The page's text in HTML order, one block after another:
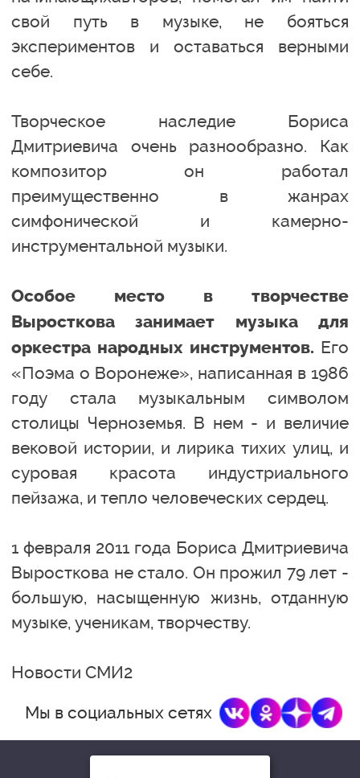
свой путь в музыке, не бояться
экспериментов и оставаться верными
себе.
Творческое наследие Бориса
Дмитриевича очень разнообразно. Как
композитор он работал
преимущественно в жанрах
симфонической и камерно-
инструментальной музыки.
Особое место в творчестве
Выросткова занимает музыка для
оркестра народных инструментов. Его
«Поэма о Воронеже», написанная в 1986
году стала музыкальным символом
столицы Черноземья. В нем - и величие
вековой истории, и лирика тихих улиц, и
суровая красота индустриального
пейзажа, и тепло человеческих сердец.
1 февраля 2011 года Бориса Дмитриевича
Выросткова не стало. Он прожил 79 лет -
большую, насыщенную жизнь, отданную
музыке, ученикам, творчеству.
Новости СМИ2
Мы в социальных сетях